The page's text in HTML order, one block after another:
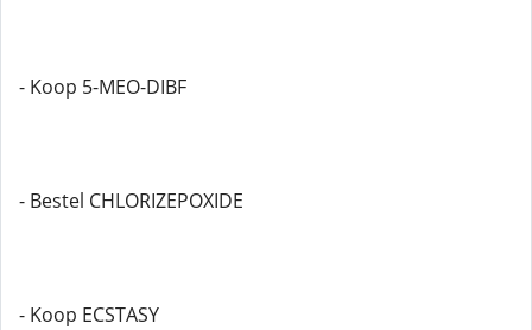
- Koop 5-MEO-DIBF
- Bestel CHLORIZEPOXIDE
- Koop ECSTASY